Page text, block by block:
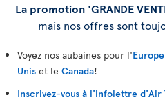
La promotion 'GRANDE
mais nos offres sont
Voyez nos aubaines pour l'
Unis et le Canada!
Inscrivez-vous à l'infolettre d'Air